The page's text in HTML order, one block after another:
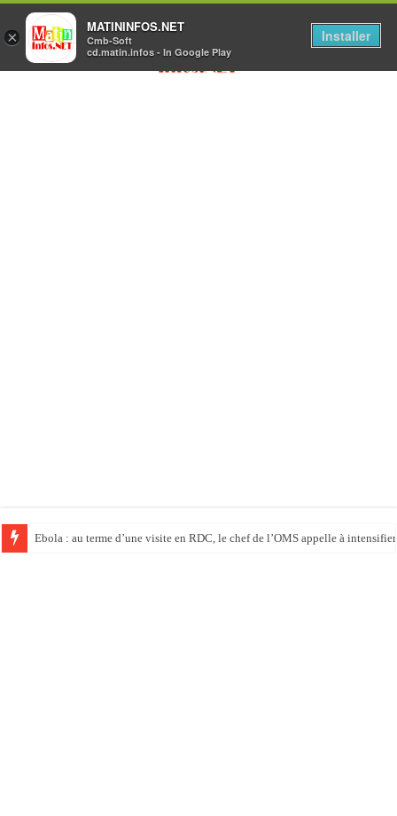
Ebola : au terme d’une visite en RDC, le chef de l’OMS appelle à
×
MATININFOS.NET
Cmb-Soft
cd.matin.infos - In Google Play
Installer